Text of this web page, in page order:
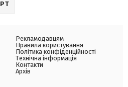
Рекламодавцям
Правила користування
Політика конфіденційності
Технічна інформація
Контакти
Архів